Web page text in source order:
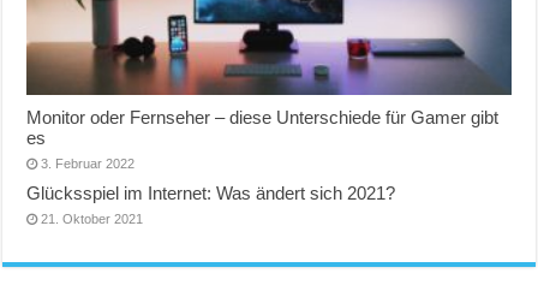
Monitor oder Fernseher – diese Unterschiede für Gamer gibt
es
3. Februar 2022
Glücksspiel im Internet: Was ändert sich 2021?
21. Oktober 2021